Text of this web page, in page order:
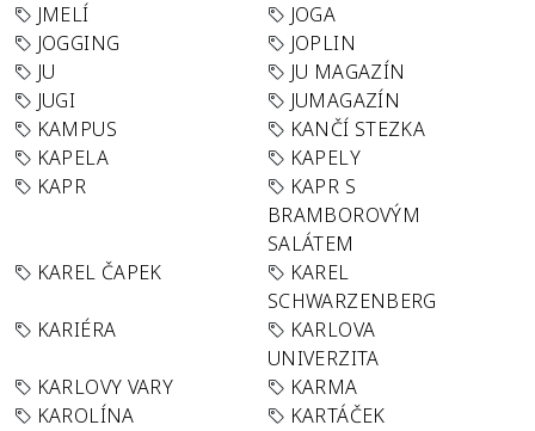
JMELÍ
JOGA
JOGGING
JOPLIN
JU
JU MAGAZÍN
JUGI
JUMAGAZÍN
KAMPUS
KANČÍ STEZKA
KAPELA
KAPELY
KAPR
KAPR S
BRAMBOROVÝM
SALÁTEM
KAREL ČAPEK
KAREL
SCHWARZENBERG
KARIÉRA
KARLOVA
UNIVERZITA
KARLOVY VARY
KARMA
KAROLÍNA
KARTÁČEK